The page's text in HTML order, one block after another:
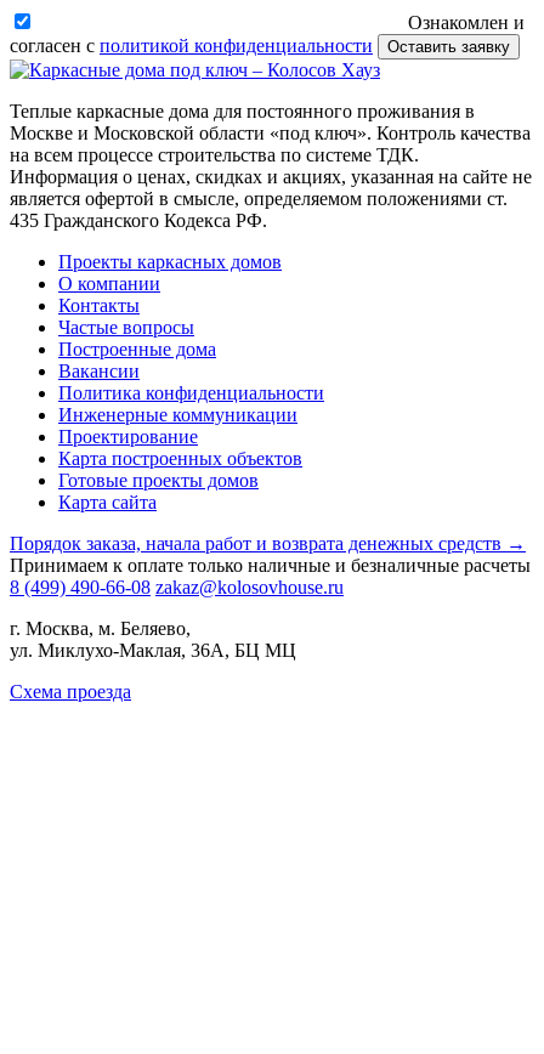
Ознакомлен и
согласен с политикой конфиденциальности Оставить заявку
Теплые каркасные дома для постоянного проживания в
Москве и Московской области «под ключ». Контроль качества
на всем процессе строительства по системе ТДК.
Информация о ценах, скидках и акциях, указанная на сайте не
является офертой в смысле, определяемом положениями ст.
435 Гражданского Кодекса РФ.
Проекты каркасных домов
О компании
Контакты
Частые вопросы
Построенные дома
Вакансии
Политика конфиденциальности
Инженерные коммуникации
Проектирование
Карта построенных объектов
Готовые проекты домов
Карта сайта
Порядок заказа, начала работ и возврата денежных средств →
Принимаем к оплате только наличные и безналичные расчеты
8 (499) 490-66-08 zakaz@kolosovhouse.ru
г. Москва, м. Беляево,
ул. Миклухо-Маклая, 36А, БЦ МЦ
Схема проезда